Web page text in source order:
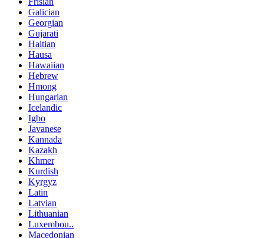
Galician
Georgian
Gujarati
Haitian
Hausa
Hawaiian
Hebrew
Hmong
Hungarian
Icelandic
Igbo
Javanese
Kannada
Kazakh
Khmer
Kurdish
Kyrgyz
Latin
Latvian
Lithuanian
Luxembou..
Macedonian